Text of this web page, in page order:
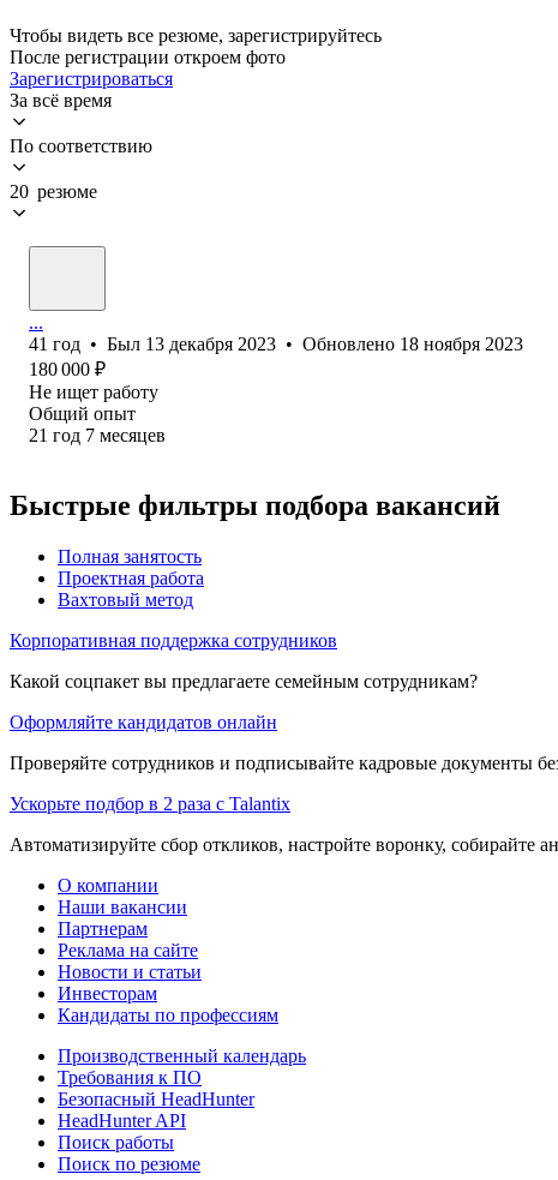
Чтобы видеть все резюме, зарегистрируйтесь
После регистрации откроем фото
Зарегистрироваться
За всё время
По соответствию
20 резюме
...
41 год • Был 13 декабря 2023 • Обновлено 18 ноября 2023
180 000 ₽
Не ищет работу
Общий опыт
21 год 7 месяцев
Быстрые фильтры подбора вакансий
Полная занятость
Проектная работа
Вахтовый метод
Корпоративная поддержка сотрудников
Какой соцпакет вы предлагаете семейным сотрудникам?
Оформляйте кандидатов онлайн
Проверяйте сотрудников и подписывайте кадровые документы
Ускорьте подбор в 2 раза с Talantix
Автоматизируйте сбор откликов, настройте воронку, собирайте
О компании
Наши вакансии
Партнерам
Реклама на сайте
Новости и статьи
Инвесторам
Кандидаты по профессиям
Производственный календарь
Требования к ПО
Безопасный HeadHunter
HeadHunter API
Поиск работы
Поиск по резюме